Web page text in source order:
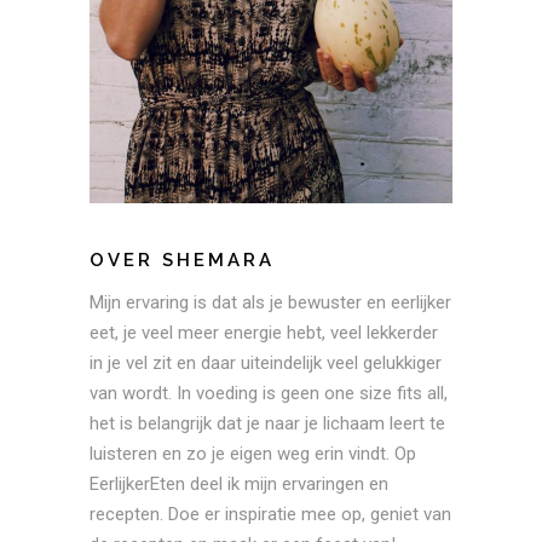
OVER SHEMARA
Mijn ervaring is dat als je bewuster en eerlijker
eet, je veel meer energie hebt, veel lekkerder
in je vel zit en daar uiteindelijk veel gelukkiger
van wordt. In voeding is geen one size fits all,
het is belangrijk dat je naar je lichaam leert te
luisteren en zo je eigen weg erin vindt. Op
EerlijkerEten deel ik mijn ervaringen en
recepten. Doe er inspiratie mee op, geniet van